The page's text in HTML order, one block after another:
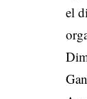
el